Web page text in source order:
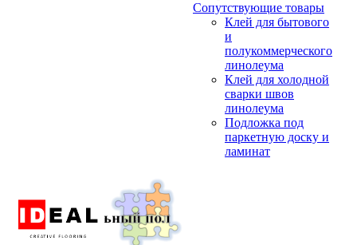
Сопутствующие товары
Клей для бытового
и
полукоммерческого
линолеума
Клей для холодной
сварки швов
линолеума
Подложка под
паркетную доску и
ламинат